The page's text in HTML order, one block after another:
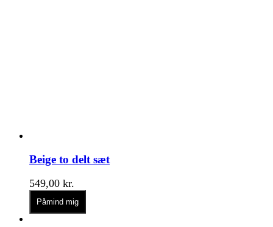
Beige to delt sæt
549,00 kr.
Påmind mig